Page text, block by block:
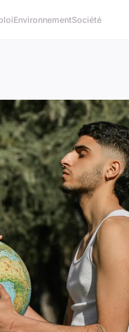
EnvironnementSociété